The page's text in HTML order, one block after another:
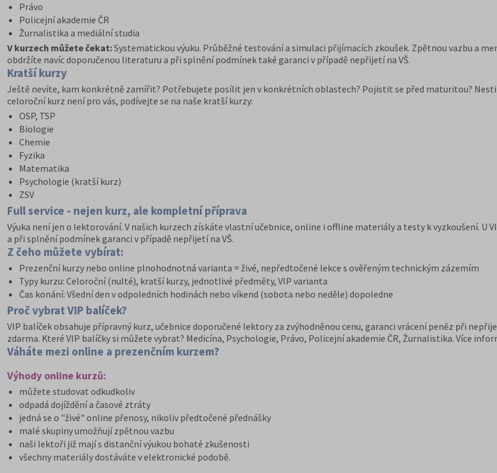
Právo
Policejní akademie ČR
Žurnalistika a mediální studia
V kurzech můžete čekat:Systematickou výuku. Průběžné testování a simulaci přijímacích zkoušek. Zpětnou vazbu a
obdržíte navíc doporučenou literaturu a při splnění podmínek také garanci v případě nepřijetí na VŠ.
Kratší kurzy
Ještě nevíte, kam konkrétně zamířit? Potřebujete posílit jen v konkrétních oblastech? Pojistit se před maturitou?
celoroční kurz není pro vás, podívejte se na naše kratší kurzy:
OSP, TSP
Biologie
Chemie
Fyzika
Matematika
Psychologie (kratší kurz)
ZSV
Full service - nejen kurz, ale kompletní příprava
Výuka není jen o lektorování. V našich kurzech získáte vlastní učebnice, online i offline materiály a testy k vyzkoušení. U
a při splnění podmínek garanci v případě nepřijetí na VŠ.
Z čeho můžete vybírat:
Prezenční kurzy nebo online plnohodnotná varianta = živé, nepředtočené lekce s ověřeným technickým zázemím
Typy kurzu: Celoroční (nulté), kratší kurzy, jednotlivé předměty, VIP varianta
Čas konání: Všední den v odpoledních hodinách nebo víkend (sobota nebo neděle) dopoledne
Proč vybrat VIP balíček?
VIP balíček obsahuje přípravný kurz, učebnice doporučené lektory za zvýhodněnou cenu, garanci vrácení peněz při
zdarma. Které VIP balíčky si můžete vybrat? Medicína, Psychologie, Právo, Policejní akademie ČR, Žurnalistika. Více
Váháte mezi online a prezenčním kurzem?
Výhody online kurzů:
můžete studovat odkudkoliv
odpadá dojíždění a časové ztráty
jedná se o "živé" online přenosy, nikoliv předtočené přednášky
malé skupiny umožňují zpětnou vazbu
naši lektoři již mají s distanční výukou bohaté zkušenosti
všechny materiály dostáváte v elektronické podobě.